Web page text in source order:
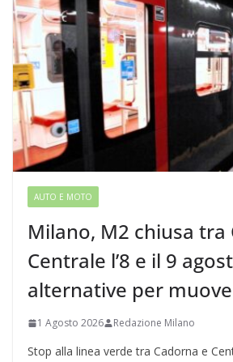
AUTO E MOTO
Milano, M2 chiusa tra
Centrale l’8 e il 9
alternative per
1 Agosto 2026 Redazione Milano
Stop alla linea verde tra Cadorna e